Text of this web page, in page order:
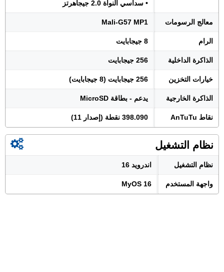
• سداسي النواة 2.0 جيجاهرتز
معالج الرسومات Mali-G57 MP1
الرام 8 جيجابايت
الذاكرة الداخلية 256 جيجابايت
خيارات التخزين 256 جيجابايت (8 جيجابايت)
الذاكرة الخارجية يدعم - بطاقة MicroSD
نقاط AnTuTu 398.090 نقطة (إصدار 11)
نظام التشغيل
نظام التشغيل اندرويد 16
واجهة المستخدم MyOS 16